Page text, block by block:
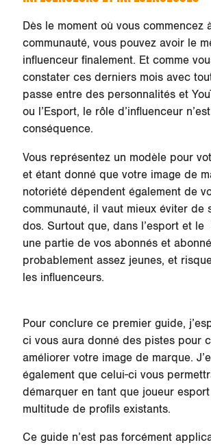
Dès le moment où vous commencez
communauté, vous pouvez avoir le
influenceur finalement. Et comme
constater ces derniers mois avec
passe entre des personnalités et
ou l’Esport, le rôle d’influenceur
conséquence.
Vous représentez un modèle pour
et étant donné que votre image de
notoriété dépendent également de
communauté, il vaut mieux éviter de
dos. Surtout que, dans l’esport et le
une partie de vos abonnés et
probablement assez jeunes, et
les influenceurs.
Pour conclure ce premier guide,
ci vous aura donné des pistes pour
améliorer votre image de marque.
également que celui-ci vous
démarquer en tant que joueur
multitude de profils existants.
Ce guide n’est pas forcément